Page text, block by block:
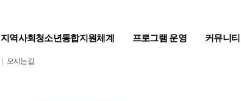
오시는길
지역사회청소년통합지원체계 프로그램 운영 커뮤니티